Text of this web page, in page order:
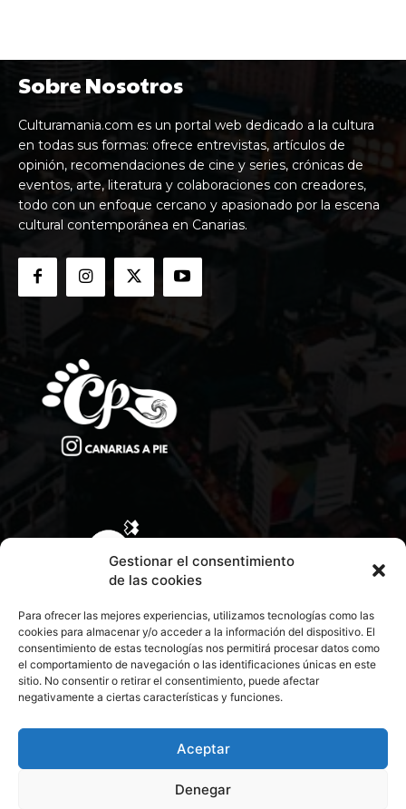
Gestionar el consentimiento
de las cookies
Para ofrecer las mejores experiencias, utilizamos tecnologías como las
cookies para almacenar y/o acceder a la información del dispositivo. El
consentimiento de estas tecnologías nos permitirá procesar datos como
el comportamiento de navegación o las identificaciones únicas en este
sitio. No consentir o retirar el consentimiento, puede afectar
negativamente a ciertas características y funciones.
Aceptar
Denegar
Sobre Nosotros
Culturamania.com es un portal web dedicado a la cultura
en todas sus formas: ofrece entrevistas, artículos de
opinión, recomendaciones de cine y series, crónicas de
eventos, arte, literatura y colaboraciones con creadores,
todo con un enfoque cercano y apasionado por la escena
cultural contemporánea en Canarias.
CONTACTA CON NOSOTROS